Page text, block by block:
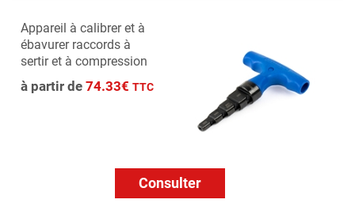
Appareil à calibrer et à
ébavurer raccords à
sertir et à compression
à partir de 74.33€ TTC
Consulter